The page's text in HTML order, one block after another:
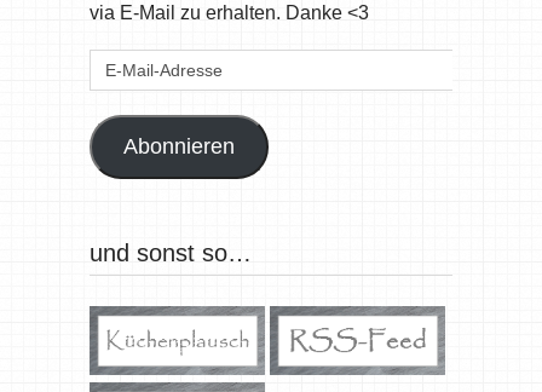
via E-Mail zu erhalten. Danke <3
E-
Abonnieren
und sonst so…